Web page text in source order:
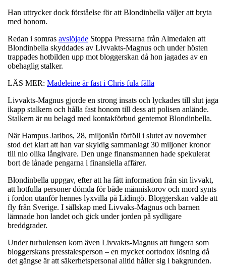
Han uttrycker dock förståelse för att Blondinbella väljer att bryta
med honom.
Redan i somras avslöjade Stoppa Pressarna från Almedalen att
Blondinbella skyddades av Livvakts-Magnus och under hösten
trappades hotbilden upp mot bloggerskan då hon jagades av en
obehaglig stalker.
LÄS MER: Madeleine är fast i Chris fula fälla
Livvakts-Magnus gjorde en strong insats och lyckades till slut jaga
ikapp stalkern och hålla fast honom till dess att polisen anlände.
Stalkern är nu belagd med kontakförbud gentemot Blondinbella.
När Hampus Jarlbos, 28, miljonlån förföll i slutet av november
stod det klart att han var skyldig sammanlagt 30 miljoner kronor
till nio olika långivare. Den unge finansmannen hade spekulerat
bort de lånade pengarna i finansiella affärer.
Blondinbella uppgav, efter att ha fått information från sin livvakt,
att hotfulla personer dömda för både människorov och mord synts
i fordon utanför hennes lyxvilla på Lidingö. Bloggerskan valde att
fly från Sverige. I sällskap med Livvaks-Magnus och barnen
lämnade hon landet och gick under jorden på sydligare
breddgrader.
Under turbulensen kom även Livvakts-Magnus att fungera som
bloggerskans presstalesperson – en mycket oortodox lösning då
det gängse är att säkerhetspersonal alltid håller sig i bakgrunden.